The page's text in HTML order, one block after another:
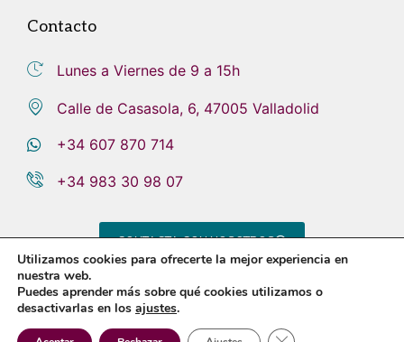
Contacto
Lunes a Viernes de 9 a 15h
Calle de Casasola, 6, 47005 Valladolid
+34 607 870 714
+34 983 30 98 07
CONTACTA CON NOSOTROS
Aviso legalPolítica de privacidad
Utilizamos cookies para ofrecerte la mejor experiencia en
nuestra web.
Puedes aprender más sobre qué cookies utilizamos o
desactivarlas en los ajustes.
Cerrar el banner de